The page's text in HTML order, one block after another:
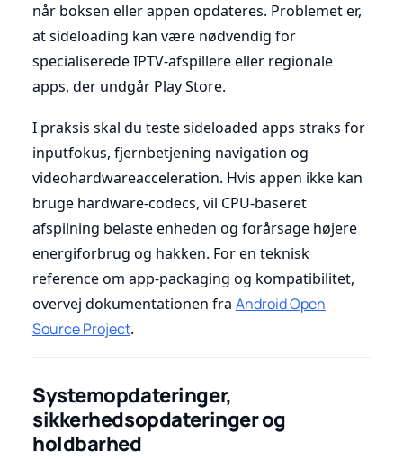
når boksen eller appen opdateres. Problemet er,
at sideloading kan være nødvendig for
specialiserede IPTV-afspillere eller regionale
apps, der undgår Play Store.
I praksis skal du teste sideloaded apps straks for
inputfokus, fjernbetjening navigation og
videohardwareacceleration. Hvis appen ikke kan
bruge hardware-codecs, vil CPU-baseret
afspilning belaste enheden og forårsage højere
energiforbrug og hakken. For en teknisk
reference om app-packaging og kompatibilitet,
overvej dokumentationen fra Android Open
Source Project.
Systemopdateringer,
sikkerhedsopdateringer og
holdbarhed